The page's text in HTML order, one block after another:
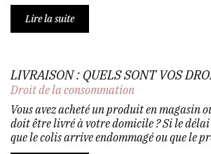
Lire la suite
LIVRAISON : QUELS SONT VOS
Droit de la consommation
Vous avez acheté un produit en magasin
doit être livré à votre domicile ? Si le délai
que le colis arrive endommagé ou que le